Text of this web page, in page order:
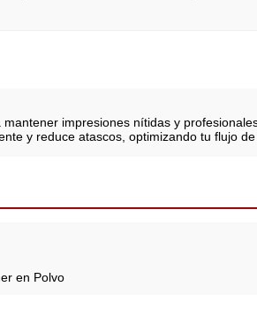
impresiones nítidas y
y reduce atascos, optimizando tu flujo
en Polvo